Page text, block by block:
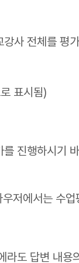
사 전체를 평
표시됨)
진행하시기
에서는 수업
도 답변 내